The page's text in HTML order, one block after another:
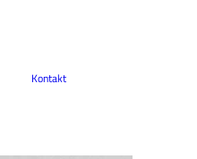
Kontakt